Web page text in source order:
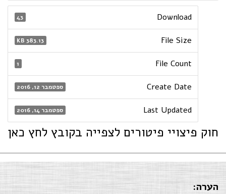
Download
43
File Size
383.13 KB
File Count
1
Create Date ספטמבר 12, 2016
Last Updated ספטמבר 14, 2016
חוק פיצויי פיטורים לצפייה בקובץ לחץ כאן
הערה: